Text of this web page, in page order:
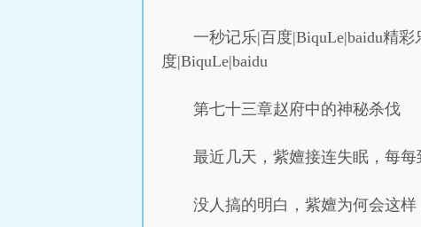
一秒记乐|百度|BiquLe|baidu精
度|BiquLe|baidu
第七十三章赵府中的神秘杀伐
最近几天，紫嬗接连失眠，每每
没人搞的明白，紫嬗为何会这